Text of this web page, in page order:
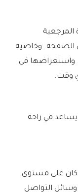
الصفحة. وخاصية
واستعراضها في
وقت.
يساعد في راحة
كان على مستوى
وسائل التواصل